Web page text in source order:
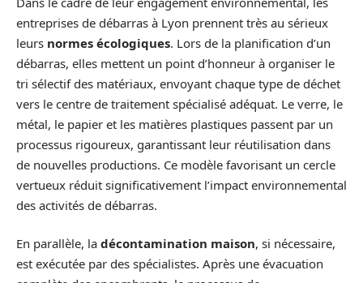
entreprises de débarras à Lyon prennent très au sérieux
leurs normes écologiques. Lors de la planification d’un
débarras, elles mettent un point d’honneur à organiser le
tri sélectif des matériaux, envoyant chaque type de déchet
vers le centre de traitement spécialisé adéquat. Le verre, le
métal, le papier et les matières plastiques passent par un
processus rigoureux, garantissant leur réutilisation dans
de nouvelles productions. Ce modèle favorisant un cercle
vertueux réduit significativement l’impact environnemental
des activités de débarras.
En parallèle, la décontamination maison, si nécessaire,
est exécutée par des spécialistes. Après une évacuation